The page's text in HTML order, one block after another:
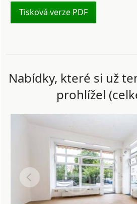
Tisková verze PDF
Nabídky, které si už
prohlížel